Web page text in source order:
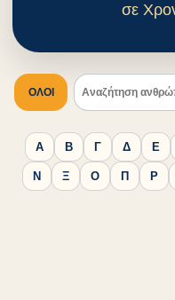
σε
ΟΛΟΙ
Α Β Γ Δ Ε
Ν Ξ Ο Π Ρ